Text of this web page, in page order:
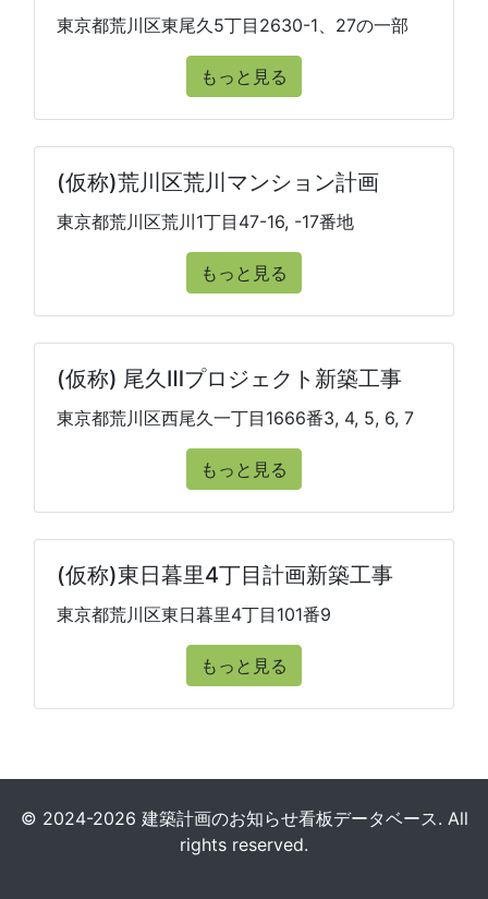
東京都荒川区東尾久5丁目2630-1、27の一部
もっと見る
(仮称)荒川区荒川マンション計画
東京都荒川区荒川1丁目47-16, -17番地
もっと見る
(仮称) 尾久Ⅲプロジェクト新築工事
東京都荒川区西尾久一丁目1666番3, 4, 5, 6, 7
もっと見る
(仮称)東日暮里4丁目計画新築工事
東京都荒川区東日暮里4丁目101番9
もっと見る
© 2024-2026 建築計画のお知らせ看板データベース. All
rights reserved.